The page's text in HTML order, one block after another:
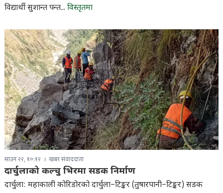
विद्यार्थी सुशान्त पन्त... विस्तृतमा
साउन २२, १०:१२ खबर संवाददाता
दार्चुलाको कल्चु भिरमा सडक निर्माण
दार्चुला: महाकाली कोरिडोरको दार्चुला–टिङ्कर (तुषारपानी–टिङ्कर) सडक